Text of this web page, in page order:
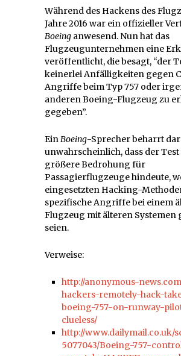
Während des Hackens des
Jahre 2016 war ein offizieller
Boeing anwesend. Nun hat das
Flugzeugunternehmen eine
veröffentlicht, die besagt, “der
keinerlei Anfälligkeiten gegen
Angriffe beim Typ 757 oder
anderen Boeing-Flugzeug zu
gegeben”.
EinBoeing-Sprecher beharrt
unwahrscheinlich, dass der
größere Bedrohung für
Passagierflugzeuge hindeute,
eingesetzten Hacking-
spezifische Angriffe bei einem
Flugzeug mit älteren Systemen
seien.
Verweise:
http://anonymous-
hackers-remotely-hack-
boeing-757-on-runway-
clueless/
http://www.dailymail.co.uk/
5077043/Boeing-757-